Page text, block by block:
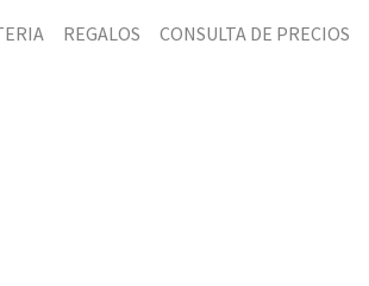
REGALOS CONSULTA DE PRECIOS